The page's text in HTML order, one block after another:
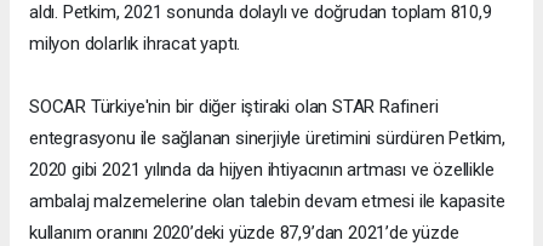
aldı. Petkim, 2021 sonunda dolaylı ve doğrudan toplam 810,9
milyon dolarlık ihracat yaptı.
SOCAR Türkiye'nin bir diğer iştiraki olan STAR Rafineri
entegrasyonu ile sağlanan sinerjiyle üretimini sürdüren Petkim,
2020 gibi 2021 yılında da hijyen ihtiyacının artması ve özellikle
ambalaj malzemelerine olan talebin devam etmesi ile kapasite
kullanım oranını 2020’deki yüzde 87,9’dan 2021’de yüzde